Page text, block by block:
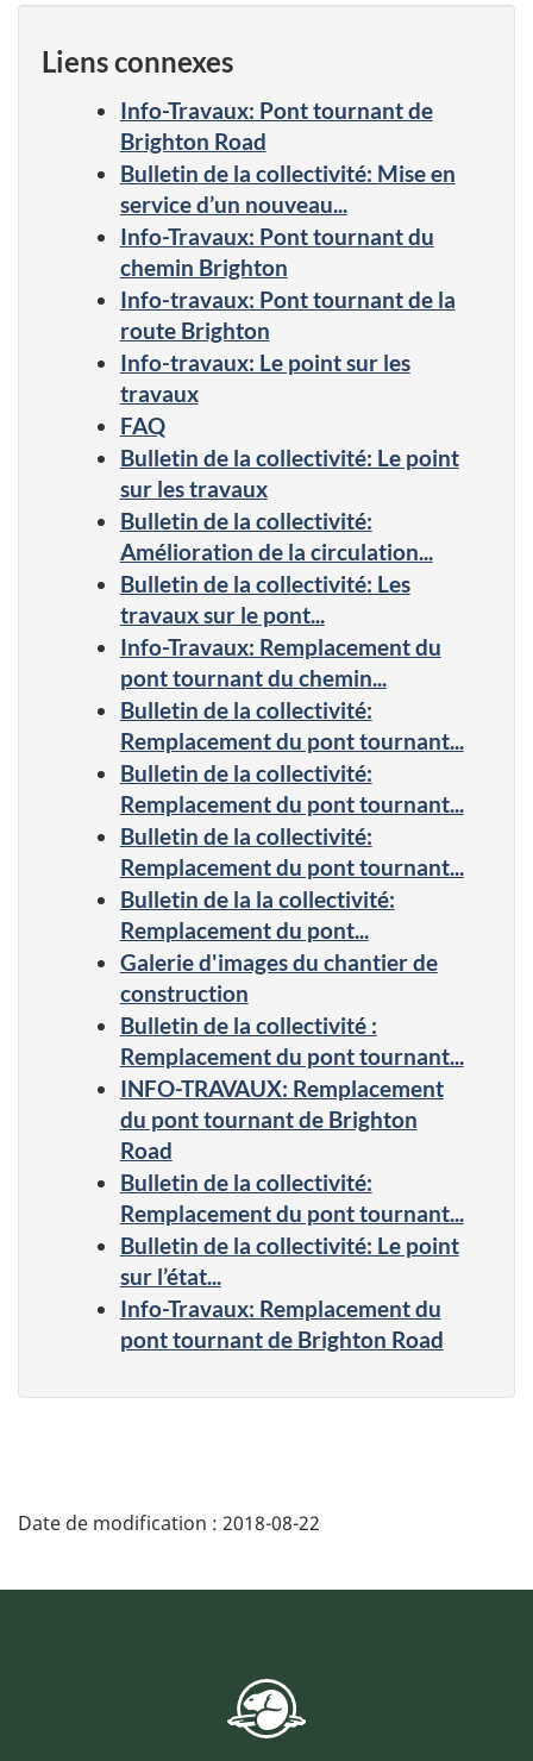
Liens connexes
Info-Travaux: Pont tournant de
Brighton Road
Bulletin de la collectivité: Mise en
service d’un nouveau...
Info-Travaux: Pont tournant du
chemin Brighton
Info-travaux: Pont tournant de la
route Brighton
Info-travaux: Le point sur les
travaux
FAQ
Bulletin de la collectivité: Le point
sur les travaux
Bulletin de la collectivité:
Amélioration de la circulation...
Bulletin de la collectivité: Les
travaux sur le pont...
Info-Travaux: Remplacement du
pont tournant du chemin...
Bulletin de la collectivité:
Remplacement du pont tournant...
Bulletin de la collectivité:
Remplacement du pont tournant...
Bulletin de la collectivité:
Remplacement du pont tournant...
Bulletin de la la collectivité:
Remplacement du pont...
Galerie d'images du chantier de
construction
Bulletin de la collectivité :
Remplacement du pont tournant...
INFO-TRAVAUX: Remplacement
du pont tournant de Brighton
Road
Bulletin de la collectivité:
Remplacement du pont tournant...
Bulletin de la collectivité: Le point
sur l’état...
Info-Travaux: Remplacement du
pont tournant de Brighton Road
Date de modification : 2018-08-22